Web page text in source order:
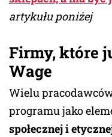
artykułu poniżej
Firmy, które
Wage
Wielu
programu jako
społecznej i